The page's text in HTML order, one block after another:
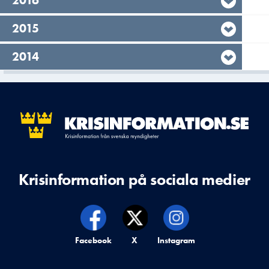
År,
2015
År,
2014
Krisinformation på sociala medier
Krisinformation på,
Facebook Krisinformation på,
X Krisinformation på,
Instagram